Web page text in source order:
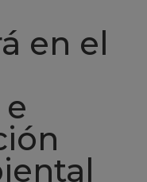
en el